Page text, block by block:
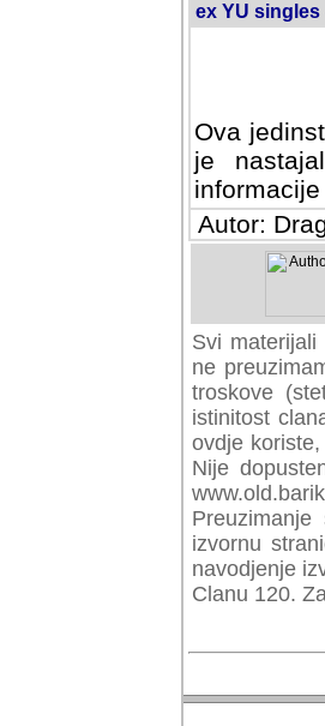
ex YU singles
Ova
je
Autor:
Svi materijali
troskove
istinitost
ovdje
Nije
izvornu
navodjenje
Clanu 120.